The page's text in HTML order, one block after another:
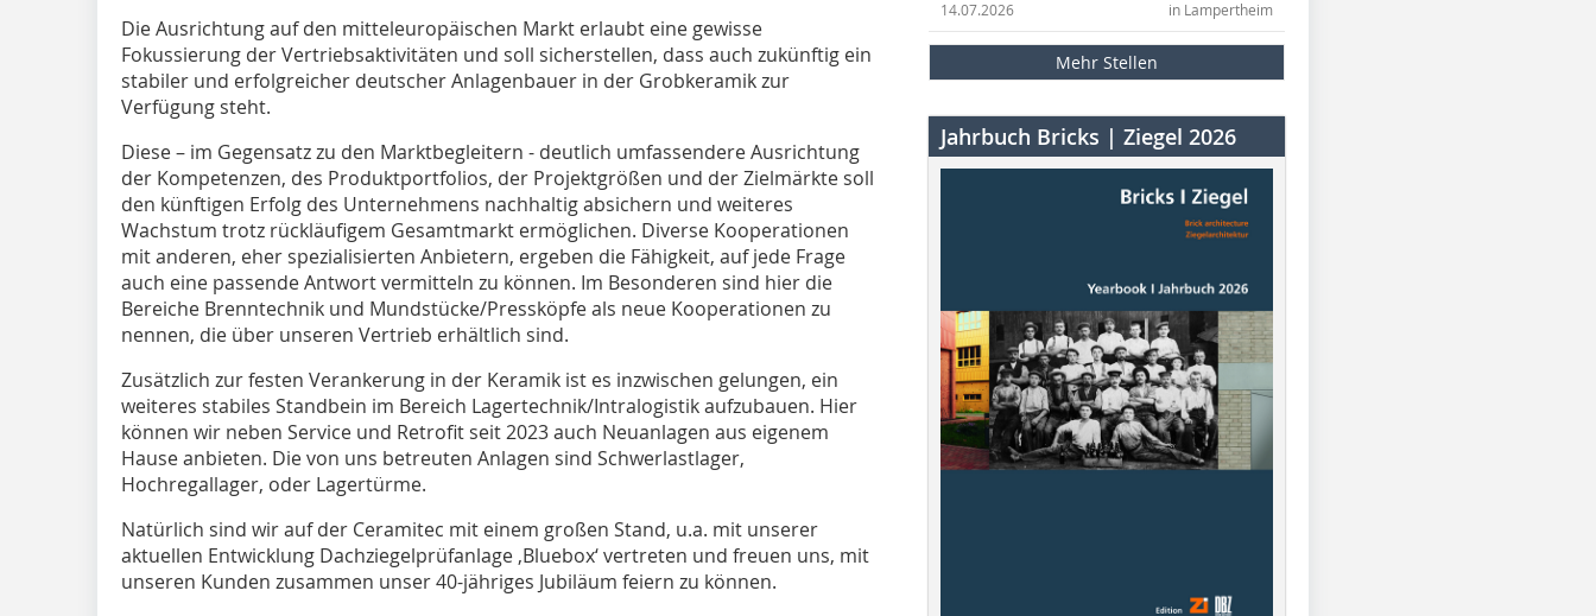
Die Ausrichtung auf den mitteleuropäischen Markt erlaubt eine gewisse
Fokussierung der Vertriebsaktivitäten und soll sicherstellen, dass auch zukünftig ein
stabiler und erfolgreicher deutscher Anlagenbauer in der Grobkeramik zur
Verfügung steht.
Diese – im Gegensatz zu den Marktbegleitern - deutlich umfassendere Ausrichtung
der Kompetenzen, des Produktportfolios, der Projektgrößen und der Zielmärkte soll
den künftigen Erfolg des Unternehmens nachhaltig absichern und weiteres
Wachstum trotz rückläufigem Gesamtmarkt ermöglichen. Diverse Kooperationen
mit anderen, eher spezialisierten Anbietern, ergeben die Fähigkeit, auf jede Frage
auch eine passende Antwort vermitteln zu können. Im Besonderen sind hier die
Bereiche Brenntechnik und Mundstücke/Pressköpfe als neue Kooperationen zu
nennen, die über unseren Vertrieb erhältlich sind.
Zusätzlich zur festen Verankerung in der Keramik ist es inzwischen gelungen, ein
weiteres stabiles Standbein im Bereich Lagertechnik/Intralogistik aufzubauen. Hier
können wir neben Service und Retrofit seit 2023 auch Neuanlagen aus eigenem
Hause anbieten. Die von uns betreuten Anlagen sind Schwerlastlager,
Hochregallager, oder Lagertürme.
Natürlich sind wir auf der Ceramitec mit einem großen Stand, u.a. mit unserer
aktuellen Entwicklung Dachziegelprüfanlage ‚Bluebox‘ vertreten und freuen uns, mit
unseren Kunden zusammen unser 40-jähriges Jubiläum feiern zu können.
in Lampertheim
14.07.2026
Mehr Stellen
Jahrbuch Bricks | Ziegel 2026